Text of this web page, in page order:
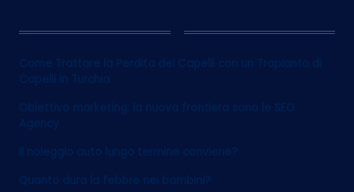
12
Come Trattare la Perdita dei Capelli con un Trapianto di
Capelli in Turchia
Obiettivo marketing: la nuova frontiera sono le SEO
Agency
Il noleggio auto lungo termine conviene?
Quanto dura la febbre nei bambini?